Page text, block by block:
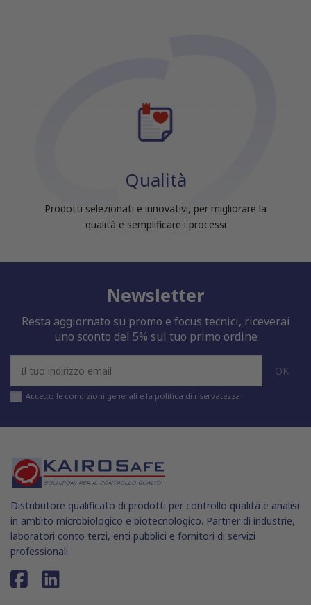
Qualità
Prodotti selezionati e innovativi, per migliorare la
qualità e semplificare i processi
Newsletter
Resta aggiornato su promo e focus tecnici, riceverai
uno sconto del 5% sul tuo primo ordine
Accetto le condizioni generali e la politica di riservatezza
Distributore qualificato di prodotti per controllo qualità e analisi
in ambito microbiologico e biotecnologico. Partner di industrie,
laboratori conto terzi, enti pubblici e fornitori di servizi
professionali.